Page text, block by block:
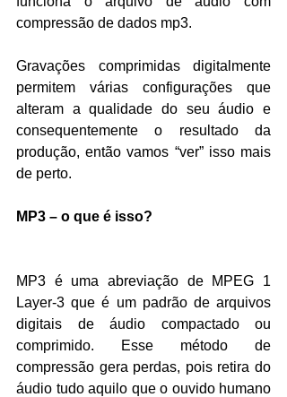
compressão de dados mp3.
Gravações comprimidas digitalmente
permitem várias configurações que
alteram a qualidade do seu áudio e
consequentemente o resultado da
produção, então vamos “ver” isso mais
de perto.
MP3 – o que é isso?
MP3 é uma abreviação de MPEG 1
Layer-3 que é um padrão de arquivos
digitais de áudio compactado ou
comprimido. Esse método de
compressão gera perdas, pois retira do
áudio tudo aquilo que o ouvido humano